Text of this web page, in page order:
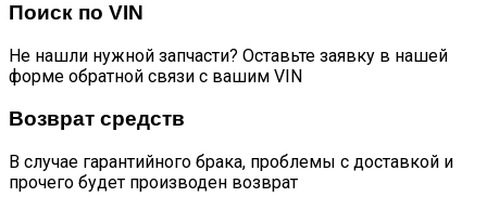
Поиск по VIN
Не нашли нужной запчасти? Оставьте заявку в нашей
форме обратной связи с вашим VIN
Возврат средств
В случае гарантийного брака, проблемы с доставкой и
прочего будет производен возврат